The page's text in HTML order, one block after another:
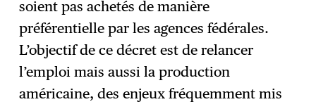
soient pas achetés de manière
préférentielle par les agences fédérales.
L’objectif de ce décret est de relancer
l’emploi mais aussi la production
américaine, des enjeux fréquemment mis